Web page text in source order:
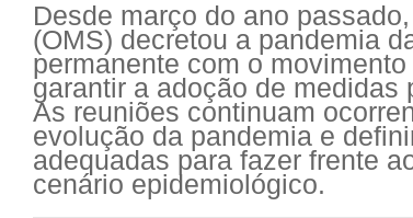
Desde março do ano
(OMS) decretou a pandemia
permanente com o
garantir a adoção de medidas
As reuniões continuam
evolução da pandemia e
adequadas para fazer frente
cenário epidemiológico.